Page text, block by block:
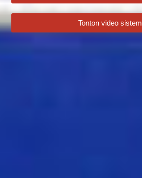
Tonton video sistem